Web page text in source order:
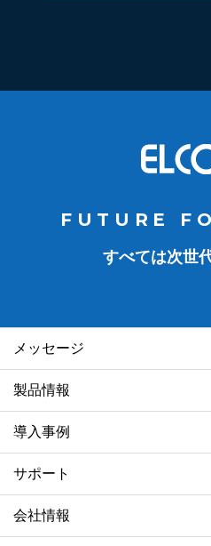
FUTURE
すべては次世
メッセージ
製品情報
導入事例
サポート
会社情報